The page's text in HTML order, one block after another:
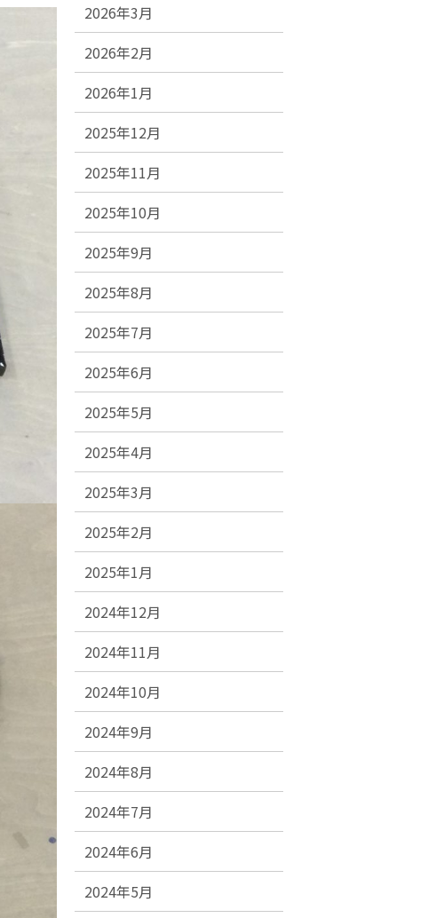
2026年3月
2026年2月
2026年1月
2025年12月
2025年11月
2025年10月
2025年9月
2025年8月
2025年7月
2025年6月
2025年5月
2025年4月
2025年3月
2025年2月
2025年1月
2024年12月
2024年11月
2024年10月
2024年9月
2024年8月
2024年7月
2024年6月
2024年5月